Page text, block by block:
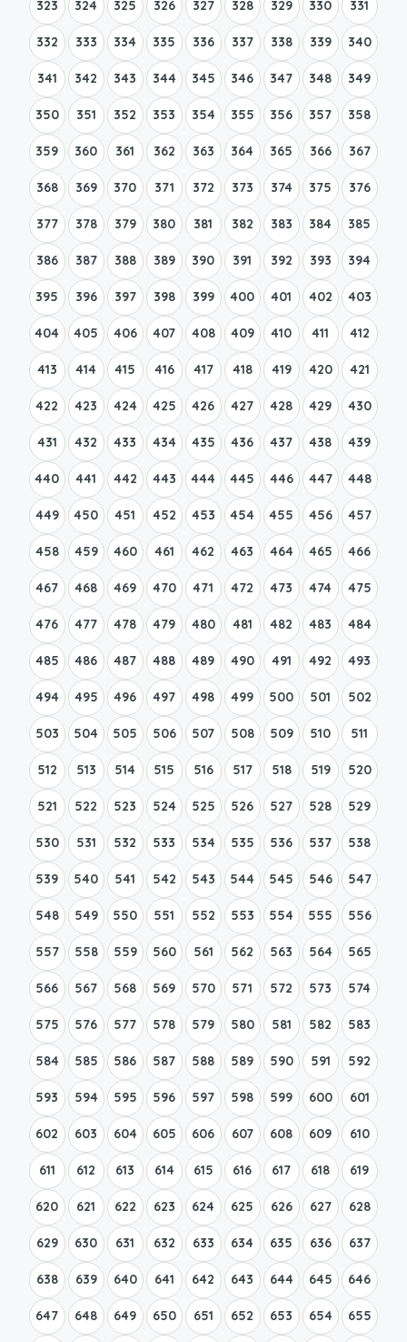
323 324 325 326 327 328 329 330 331
332 333 334 335 336 337 338 339 340
341 342 343 344 345 346 347 348 349
350 351 352 353 354 355 356 357 358
359 360 361 362 363 364 365 366 367
368 369 370 371 372 373 374 375 376
377 378 379 380 381 382 383 384 385
386 387 388 389 390 391 392 393 394
395 396 397 398 399 400 401 402 403
404 405 406 407 408 409 410 411 412
413 414 415 416 417 418 419 420 421
422 423 424 425 426 427 428 429 430
431 432 433 434 435 436 437 438 439
440 441 442 443 444 445 446 447 448
449 450 451 452 453 454 455 456 457
458 459 460 461 462 463 464 465 466
467 468 469 470 471 472 473 474 475
476 477 478 479 480 481 482 483 484
485 486 487 488 489 490 491 492 493
494 495 496 497 498 499 500 501 502
503 504 505 506 507 508 509 510 511
512 513 514 515 516 517 518 519 520
521 522 523 524 525 526 527 528 529
530 531 532 533 534 535 536 537 538
539 540 541 542 543 544 545 546 547
548 549 550 551 552 553 554 555 556
557 558 559 560 561 562 563 564 565
566 567 568 569 570 571 572 573 574
575 576 577 578 579 580 581 582 583
584 585 586 587 588 589 590 591 592
593 594 595 596 597 598 599 600 601
602 603 604 605 606 607 608 609 610
611 612 613 614 615 616 617 618 619
620 621 622 623 624 625 626 627 628
629 630 631 632 633 634 635 636 637
638 639 640 641 642 643 644 645 646
647 648 649 650 651 652 653 654 655